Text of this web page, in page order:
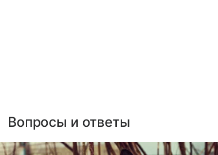
Вопросы и ответы